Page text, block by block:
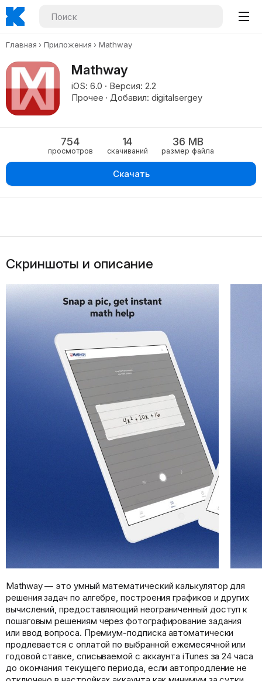
Главная Приложения Mathway
Mathway
iOS: 6.0 · Версия: 2.2
Прочее · Добавил: digitalsergey
754
просмотров
14
скачиваний
36 MB
размер файла
Скачать
Скриншоты и описание
Mathway — это умный математический калькулятор для
решения задач по алгебре, построения графиков и других
вычислений, предоставляющий неограниченный доступ к
пошаговым решениям через фотографирование задания
или ввод вопроса. Премиум-подписка автоматически
продлевается с оплатой по выбранной ежемесячной или
годовой ставке, списываемой с аккаунта iTunes за 24 часа
до окончания текущего периода, если автопродление не